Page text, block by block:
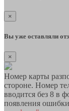
×
Вы уже оставляли
×
Номер карты
стороне. Номер
вводится без 8 в
появления ошибки